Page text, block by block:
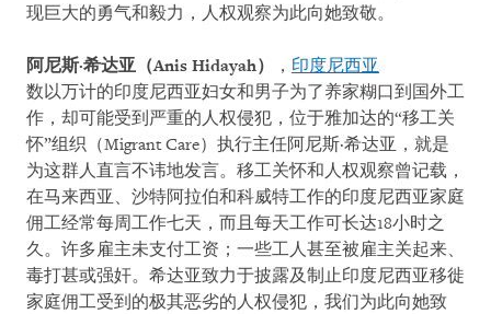
现巨大的勇气和毅力，人权观察为此向她致敬。
阿尼斯·希达亚 （Anis Hidayah） ， 印度尼西亚
数以万计的印度尼西亚妇女和男子为了养家糊口到国外工
作，却可能受到严重的人权侵犯，位于雅加达的“移工关
怀”组织（Migrant Care）执行主任阿尼斯·希达亚，就是
为这群人直言不讳地发言。移工关怀和人权观察曾记载，
在马来西亚、沙特阿拉伯和科威特工作的印度尼西亚家庭
佣工经常每周工作七天，而且每天工作可长达18小时之
久。许多雇主未支付工资；一些工人甚至被雇主关起来、
毒打甚或强奸。希达亚致力于披露及制止印度尼西亚移徙
家庭佣工受到的极其恶劣的人权侵犯，我们为此向她致